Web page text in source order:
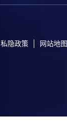
私隐政策 网站地图